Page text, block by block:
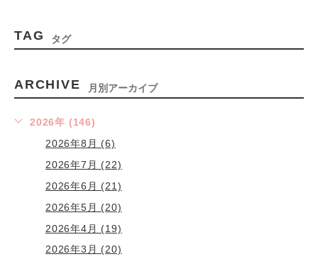
TAG タグ
ARCHIVE 月別アーカイブ
2026年 (146)
2026年8月 (6)
2026年7月 (22)
2026年6月 (21)
2026年5月 (20)
2026年4月 (19)
2026年3月 (20)